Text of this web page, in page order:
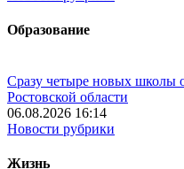
Образование
Сразу четыре новых школы
Ростовской области
06.08.2026 16:14
Новости рубрики
Жизнь